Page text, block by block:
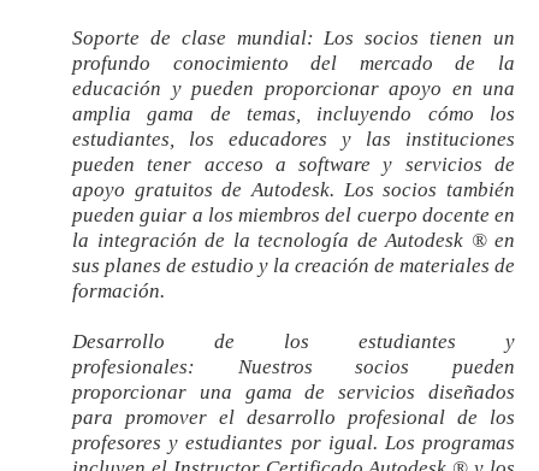
Soporte de clase mundial: Los socios tienen un
profundo conocimiento del mercado de la
educación y pueden proporcionar apoyo en una
amplia gama de temas, incluyendo cómo los
estudiantes, los educadores y las instituciones
pueden tener acceso a software y servicios de
apoyo gratuitos de Autodesk. Los socios también
pueden guiar a los miembros del cuerpo docente en
la integración de la tecnología de Autodesk ® en
sus planes de estudio y la creación de materiales de
formación.
Desarrollo de los estudiantes y
profesionales: Nuestros socios pueden
proporcionar una gama de servicios diseñados
para promover el desarrollo profesional de los
profesores y estudiantes por igual. Los programas